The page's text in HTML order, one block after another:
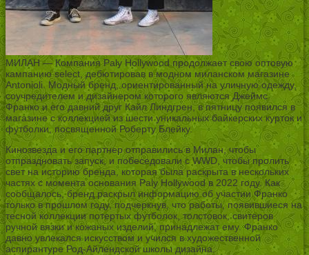
МИЛАН — Компания Paly Hollywood продолжает свою оптовую
кампанию select, дебютировав в модном миланском магазине
Antonioli. Модный бренд, ориентированный на уличную одежду,
соучредителем и дизайнером которого являются Джеймс
Франко и его давний друг Кайл Линдгрен, в пятницу появился в
магазине с коллекцией из шести уникальных байкерских курток и
футболки, посвященной Роберту Блейку.
Кинозвезда и его партнер отправились в Милан, чтобы
отпраздновать запуск, и побеседовали с WWD, чтобы пролить
свет на историю бренда, которая была раскрыта в нескольких
частях с момента основания Paly Hollywood в 2022 году. Как
сообщалось, бренд раскрыл информацию об участии Франко
только в прошлом году, подчеркнув, что работы, появившиеся на
тесной коллекции потертых футболок, толстовок, свитеров
ручной вязки и кожаных изделий, принадлежат ему. Франко
давно увлекался искусством и учился в художественной
аспирантуре Род-Айлендской школы дизайна.